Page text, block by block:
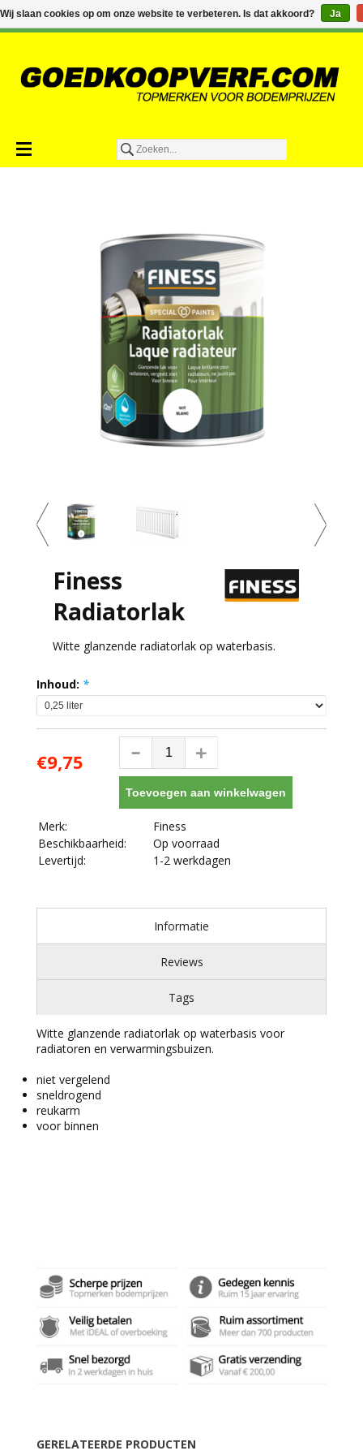
€0,00
Finess
Radiatorlak
Witte glanzende radiatorlak op waterbasis.
Inhoud: *
€9,75
Toevoegen aan winkelwagen
Toevoegen aan winkelwagen
Merk:
Finess
Beschikbaarheid:
Op voorraad
Levertijd:
1-2 werkdagen
Informatie
Reviews
Tags
Witte glanzende radiatorlak op waterbasis voor
radiatoren en verwarmingsbuizen.
niet vergelend
sneldrogend
reukarm
voor binnen
GERELATEERDE PRODUCTEN
Wij slaan cookies op om onze website te verbeteren. Is dat akkoord? Ja